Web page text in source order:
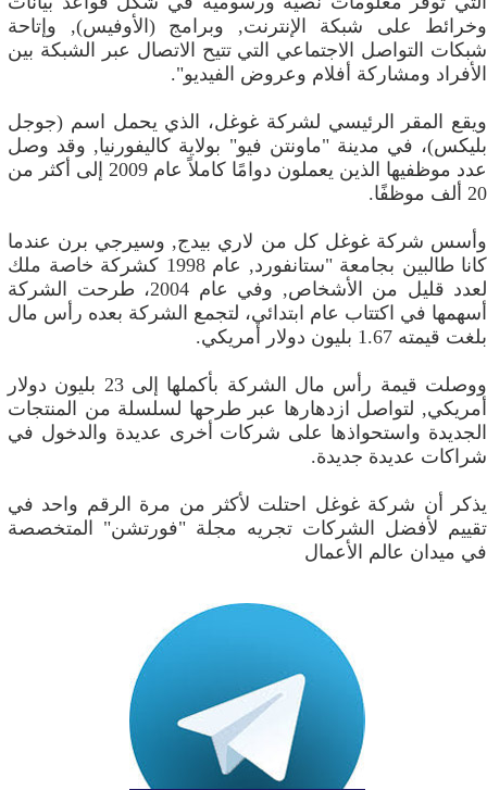
وخرائط على شبكة الإنترنت, وبرامج (الأوفيس), وإتاحة
شبكات التواصل الاجتماعي التي تتيح الاتصال عبر الشبكة بين
الأفراد ومشاركة أفلام وعروض الفيديو".
ويقع المقر الرئيسي لشركة غوغل، الذي يحمل اسم (جوجل
بليكس)، في مدينة "ماونتن فيو" بولاية كاليفورنيا, وقد وصل
عدد موظفيها الذين يعملون دوامًا كاملاً عام 2009 إلى أكثر من
20 ألف موظفًا.
وأسس شركة غوغل كل من لاري بيدج, وسيرجي برن عندما
كانا طالبين بجامعة "ستانفورد, عام 1998 كشركة خاصة ملك
لعدد قليل من الأشخاص, وفي عام 2004، طرحت الشركة
أسهمها في اكتتاب عام ابتدائي، لتجمع الشركة بعده رأس مال
بلغت قيمته 1.67 بليون دولار أمريكي.
ووصلت قيمة رأس مال الشركة بأكملها إلى 23 بليون دولار
أمريكي, لتواصل ازدهارها عبر طرحها لسلسلة من المنتجات
الجديدة واستحواذها على شركات أخرى عديدة والدخول في
شراكات عديدة جديدة.
يذكر أن شركة غوغل احتلت لأكثر من مرة الرقم واحد في
تقييم لأفضل الشركات تجريه مجلة "فورتشن" المتخصصة
في ميدان عالم الأعمال